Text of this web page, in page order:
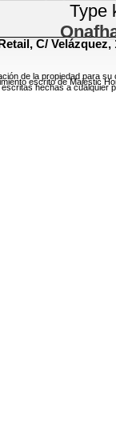
Type
Type
C/ Velázquez,
de la propiedad para
escrito de Majestic
hechas a